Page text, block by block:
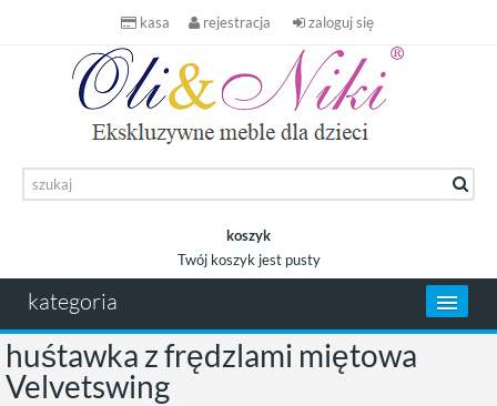
kasa rejestracja zaloguj się
koszyk
Twój koszyk jest pusty
kategoria
huśtawka z frędzlami miętowa
Velvetswing